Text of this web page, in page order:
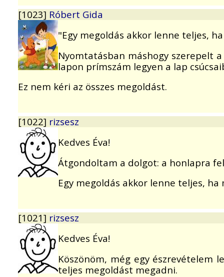
[1023] Róbert Gida
"Egy megoldás akkor lenne teljes,
Nyomtatásban máshogy szerepelt
lapon prímszám legyen a lap
Ez nem kéri az összes megoldást.
[1022] rizsesz
Kedves Éva!
Átgondoltam a dolgot: a honlapra
Egy megoldás akkor lenne teljes,
[1021] rizsesz
Kedves Éva!
Köszönöm, még egy
teljes megoldást megadni.